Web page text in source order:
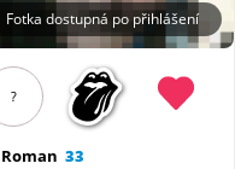
Fotka dostupná po přihlášení
?
Roman 33